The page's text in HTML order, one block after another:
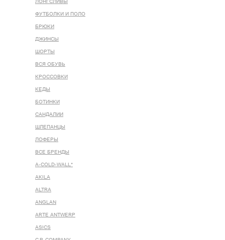
ЛОНГСЛИВЫ
ФУТБОЛКИ И ПОЛО
БРЮКИ
ДЖИНСЫ
ШОРТЫ
ВСЯ ОБУВЬ
КРОССОВКИ
КЕДЫ
БОТИНКИ
САНДАЛИИ
ШЛЕПАНЦЫ
ЛОФЕРЫ
ВСЕ БРЕНДЫ
A-COLD-WALL*
AKILA
ALTRA
ANGLAN
ARTE ANTWERP
ASICS